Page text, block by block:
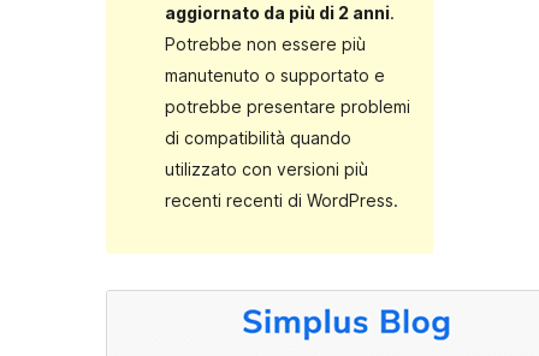
aggiornato da più di 2 anni.
Potrebbe non essere più
manutenuto o supportato e
potrebbe presentare problemi
di compatibilità quando
utilizzato con versioni più
recenti recenti di WordPress.